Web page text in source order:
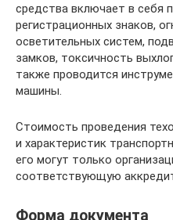
средства включает в себя
регистрационных знаков,
осветительных систем,
замков, токсичность
также проводится
машины.
Стоимость проведения
и характеристик
его могут только
соответствующую
Форма документа